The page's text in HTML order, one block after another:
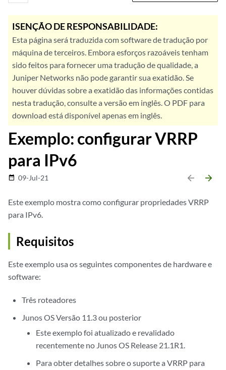
ISENÇÃO DE RESPONSABILIDADE:
Esta página será traduzida com software de tradução por
máquina de terceiros. Embora esforços razoáveis tenham
sido feitos para fornecer uma tradução de qualidade, a
Juniper Networks não pode garantir sua exatidão. Se
houver dúvidas sobre a exatidão das informações contidas
nesta tradução, consulte a versão em inglês. O PDF para
download está disponível apenas em inglês.
Exemplo: configurar VRRP
para IPv6
date_range 09-Jul-21 arrow_backward arrow_forward
Este exemplo mostra como configurar propriedades VRRP
para IPv6.
Requisitos
Este exemplo usa os seguintes componentes de hardware e
software:
Três roteadores
Junos OS Versão 11.3 ou posterior
Este exemplo foi atualizado e revalidado
recentemente no Junos OS Release 21.1R1.
Para obter detalhes sobre o suporte a VRRP para